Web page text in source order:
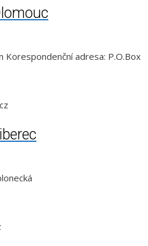
Korespondenční adresa: P.O.Box